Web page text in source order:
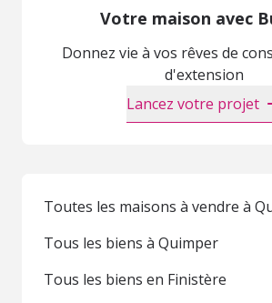
Votre maison avec
Donnez vie à vos rêves de
d'extension
Lancez votre projet
Toutes les maisons à vendre à
Tous les biens à Quimper
Tous les biens en Finistère